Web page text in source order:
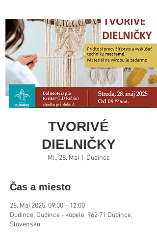
TVORIVÉ
DIELNIČKY
Mi., 28. Mai Dudince
Čas a miesto
28. Mai 2025, 09:00 – 12:00
Dudince, Dudince - kúpele, 962 71 Dudince,
Slovensko